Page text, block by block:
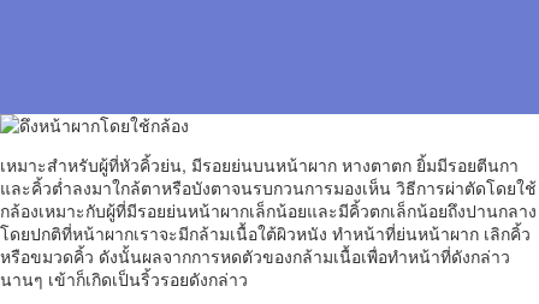
เหมาะสำหรับผู้ที่หัวคิ้วย่น, มีรอยย่นบนหน้าผาก หางตาตก ยิ้มมีรอยตีนกา
และคิ้วต่ำลงมาใกล้ตาหรือบังตาจนรบกวนการมองเห็น วิธีการผ่าตัดโดยใช้
กล้องเหมาะกับผู้ที่มีรอยย่นหน้าผากเล็กน้อยและมีคิ้วตกเล็กน้อยถึงปานกลาง
โดยปกติที่หน้าผากเราจะมีกล้ามเนื้อใต้ผิวหนัง ทำหน้าที่ย่นหน้าผาก เลิกคิ้ว
หรือขมวดคิ้ว ดังนั้นผลจากการหดตัวของกล้ามเนื้อเพื่อทำหน้าที่ดังกล่าว
นานๆ เข้าก็เกิดเป็นริ้วรอยดังกล่าว